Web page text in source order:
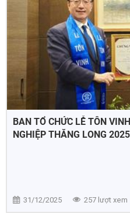
BAN TỔ CHỨC LỄ TÔN
NGHIỆP THĂNG LONG
31/12/2025 257 lượt xem